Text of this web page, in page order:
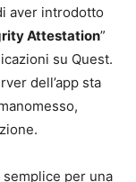
aver introdotto
Attestation”
su Quest.
dell’app sta
semplice per una